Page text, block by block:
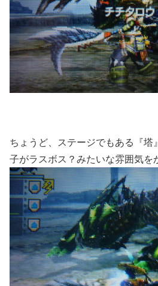
ちょうど、ステージでもある『
子がラスボス？みたいな雰囲気を